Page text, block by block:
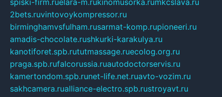
spiski-firm.ruelara-m.rukinomusorka.rumkcslava.ru
2bets.ruvintovoykompressor.ru
birminghamvsfulham.rusarmat-komp.rupioneeri.ru
amadis-chocolate.rushkurki-karakulya.ru
kanotiforet.spb.rututmassage.ruecolog.org.ru
praga.spb.rufalcorussia.ruautodoctorservis.ru
kamertondom.spb.runet-life.net.ruavto-vozim.ru
sakhcamera.rualliance-electro.spb.rustroyavt.ru